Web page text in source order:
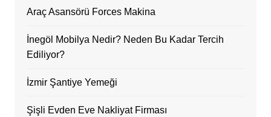
Araç Asansörü Forces Makina
İnegöl Mobilya Nedir? Neden Bu Kadar Tercih
Ediliyor?
İzmir Şantiye Yemeği
Şişli Evden Eve Nakliyat Firması